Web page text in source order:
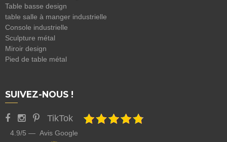
Table basse design
table salle à manger industrielle
Console industrielle
Sculpture métal
Miroir design
Pied de table métal
SUIVEZ-NOUS !
TikTok
4.9/5 — Avis Google